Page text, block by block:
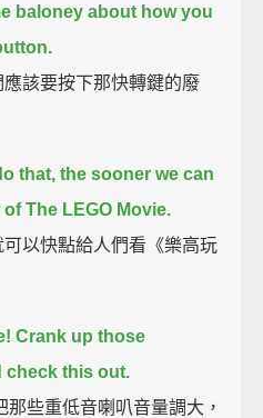
baloney about how you
該要按下那快轉鍵的廢
that, the sooner we can
The LEGO Movie.
以快點給人們看《樂高玩
Crank up those
check this out.
些重低音喇叭音量調大，